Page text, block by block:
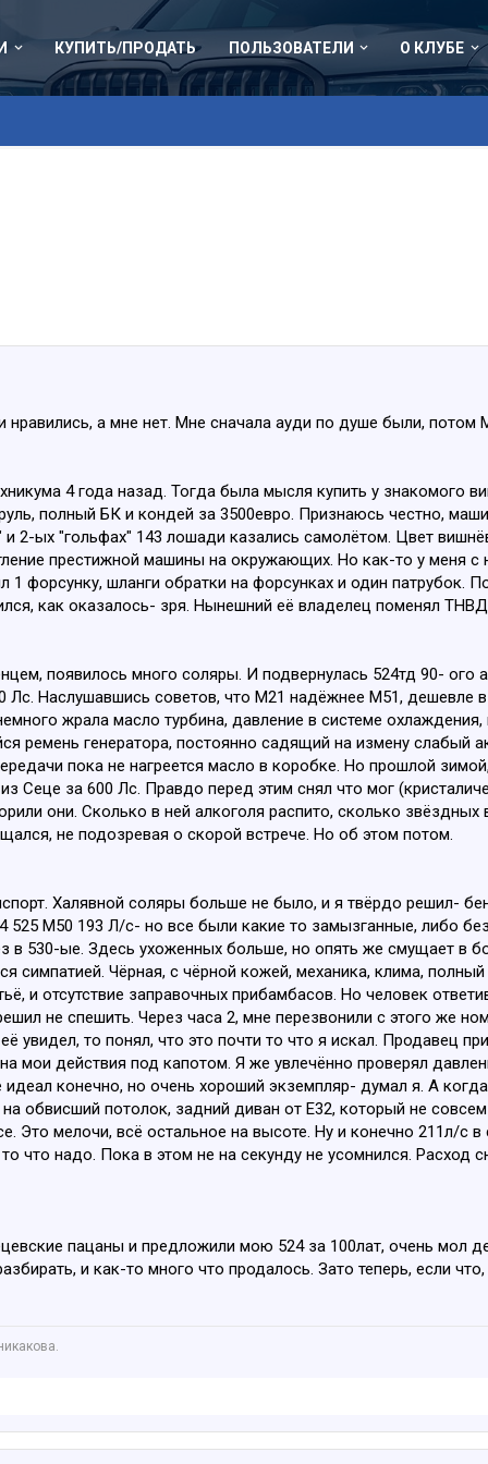
КУПИТЬ/ПРОДАТЬ ПОЛЬЗОВАТЕЛИ О КЛУБЕ
нравились, а мне нет. Мне сначала ауди по душе были,
4 года назад. Тогда была мысля купить у знакомого
полный БК и кондей за 3500евро. Признаюсь честно,
2-ых "гольфах" 143 лошади казались самолётом. Цвет
престижной машины на окружающих. Но как-то у меня
1 форсунку, шланги обратки на форсунках и один патрубок.
как оказалось- зря. Нынешний её владелец поменял
появилось много соляры. И подвернулась 524тд 90-
Лс. Наслушавшись советов, что М21 надёжнее М51, дешевле
жрала масло турбина, давление в системе
ремень генератора, постоянно садящий на измену слабый
пока не нагреется масло в коробке. Но прошлой
Сеце за 600 Лс. Правдо перед этим снял что мог
они. Сколько в ней алкоголя распито, сколько
не подозревая о скорой встрече. Но об этом потом.
Халявной соляры больше не было, и я твёрдо решил-
525 М50 193 Л/с- но все были какие то замызганные, либо
в 530-ые. Здесь ухоженных больше, но опять же смущает в
симпатией. Чёрная, с чёрной кожей, механика, клима,
и отсутствие заправочных прибамбасов. Но человек
не спешить. Через часа 2, мне перезвонили с этого же
увидел, то понял, что это почти то что я искал. Продавец
мои действия под капотом. Я же увлечённо проверял
конечно, но очень хороший экземпляр- думал я. А
обвисший потолок, задний диван от Е32, который не
Это мелочи, всё остальное на высоте. Ну и конечно 211л/
что надо. Пока в этом не на секунду не усомнился.
пацаны и предложили мою 524 за 100лат, очень мол
и как-то много что продалось. Зато теперь, если